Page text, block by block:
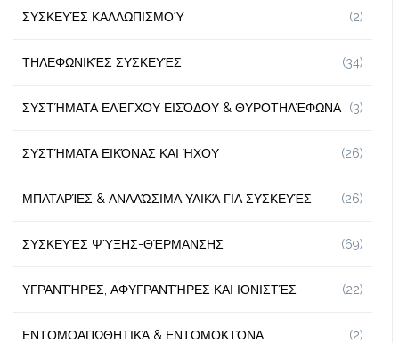
ΣΥΣΚΕΥΈΣ ΚΑΛΛΩΠΙΣΜΟΎ (2)
ΤΗΛΕΦΩΝΙΚΈΣ ΣΥΣΚΕΥΈΣ (34)
ΣΥΣΤΉΜΑΤΑ ΕΛΈΓΧΟΥ ΕΙΣΌΔΟΥ & ΘΥΡΟΤΗΛΈΦΩΝΑ (3)
ΣΥΣΤΉΜΑΤΑ ΕΙΚΌΝΑΣ ΚΑΙ ΉΧΟΥ (26)
ΜΠΑΤΑΡΊΕΣ & ΑΝΑΛΏΣΙΜΑ ΥΛΙΚΆ ΓΙΑ ΣΥΣΚΕΥΈΣ (26)
ΣΥΣΚΕΥΈΣ ΨΎΞΗΣ-ΘΈΡΜΑΝΣΗΣ (69)
ΥΓΡΑΝΤΉΡΕΣ, ΑΦΥΓΡΑΝΤΉΡΕΣ ΚΑΙ ΙΟΝΙΣΤΈΣ (22)
ΕΝΤΟΜΟΑΠΩΘΗΤΙΚΆ & ΕΝΤΟΜΟΚΤΌΝΑ (2)